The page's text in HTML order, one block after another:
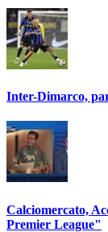
Inter-Dimarco,
Calciomercato,
Premier League"